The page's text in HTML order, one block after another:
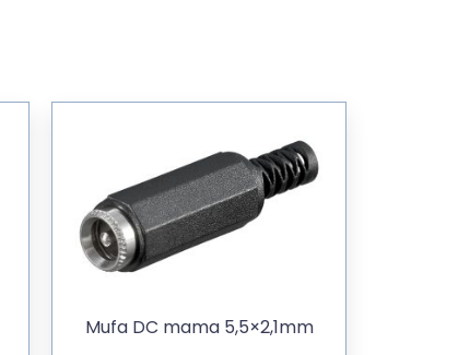
Mufa DC mama 5,5×2,1mm